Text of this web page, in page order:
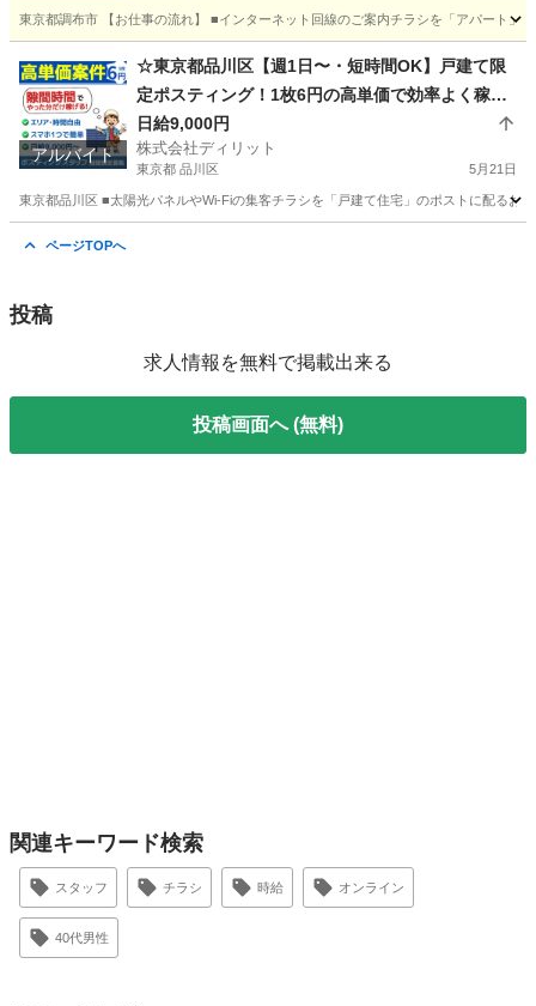
東京都調布市 【お仕事の流れ】 ■インターネット回線のご案内チラシを「アパート
ポスティング スタッフ
アルバイト
☆東京都品川区【週1日〜・短時間OK】戸建て限
定ポスティング！1枚6円の高単価で効率よく稼げ
る！履歴書不要・LINEで登録完了
日給9,000円
株式会社ディリット
東京都 品川区 5月21日
東京都品川区 ■太陽光パネルやWi-Fiの集客チラシを「戸建て住宅」のポストに配る
ページTOPへ
投稿
求人情報を無料で掲載出来る
投稿画面へ (無料)
関連キーワード検索
スタッフ チラシ 時給 オンライン
40代男性